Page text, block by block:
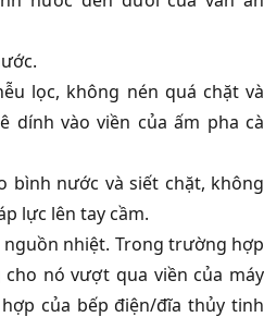
lọc, không nén quá chặt và
dính vào viền của ấm pha cà
bình nước và siết chặt, không
lực lên tay cầm.
nguồn nhiệt. Trong trường hợp
nó vượt qua viền của máy
của bếp điện/đĩa thủy tinh